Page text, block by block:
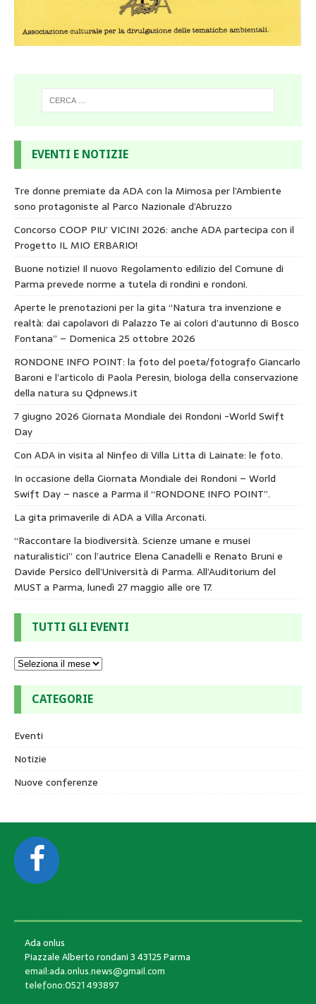
EVENTI E NOTIZIE
Tre donne premiate da ADA con la Mimosa per l’Ambiente
sono protagoniste al Parco Nazionale d’Abruzzo
Concorso COOP PIU’ VICINI 2026: anche ADA partecipa con il
Progetto IL MIO ERBARIO!
Buone notizie! Il nuovo Regolamento edilizio del Comune di
Parma prevede norme a tutela di rondini e rondoni.
Aperte le prenotazioni per la gita “Natura tra invenzione e
realtà: dai capolavori di Palazzo Te ai colori d’autunno di Bosco
Fontana” – Domenica 25 ottobre 2026
RONDONE INFO POINT: la foto del poeta/fotografo Giancarlo
Baroni e l’articolo di Paola Peresin, biologa della conservazione
della natura su Qdpnews.it
7 giugno 2026 Giornata Mondiale dei Rondoni -World Swift
Day
Con ADA in visita al Ninfeo di Villa Litta di Lainate: le foto.
In occasione della Giornata Mondiale dei Rondoni – World
Swift Day – nasce a Parma il “RONDONE INFO POINT”.
La gita primaverile di ADA a Villa Arconati.
“Raccontare la biodiversità. Scienze umane e musei
naturalistici” con l’autrice Elena Canadelli e Renato Bruni e
Davide Persico dell’Università di Parma. All’Auditorium del
MUST a Parma, lunedì 27 maggio alle ore 17.
TUTTI GLI EVENTI
CATEGORIE
Eventi
Notizie
Nuove conferenze
Ada onlus
Piazzale Alberto rondani 3 43125 Parma
email:ada.onlus.news@gmail.com
telefono:0521 493897